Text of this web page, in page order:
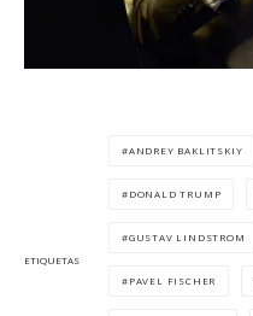
ETIQUETAS
ANDREY BAKLITSKIY
DONALD TRUMP
GUSTAV LINDSTROM
PAVEL FISCHER